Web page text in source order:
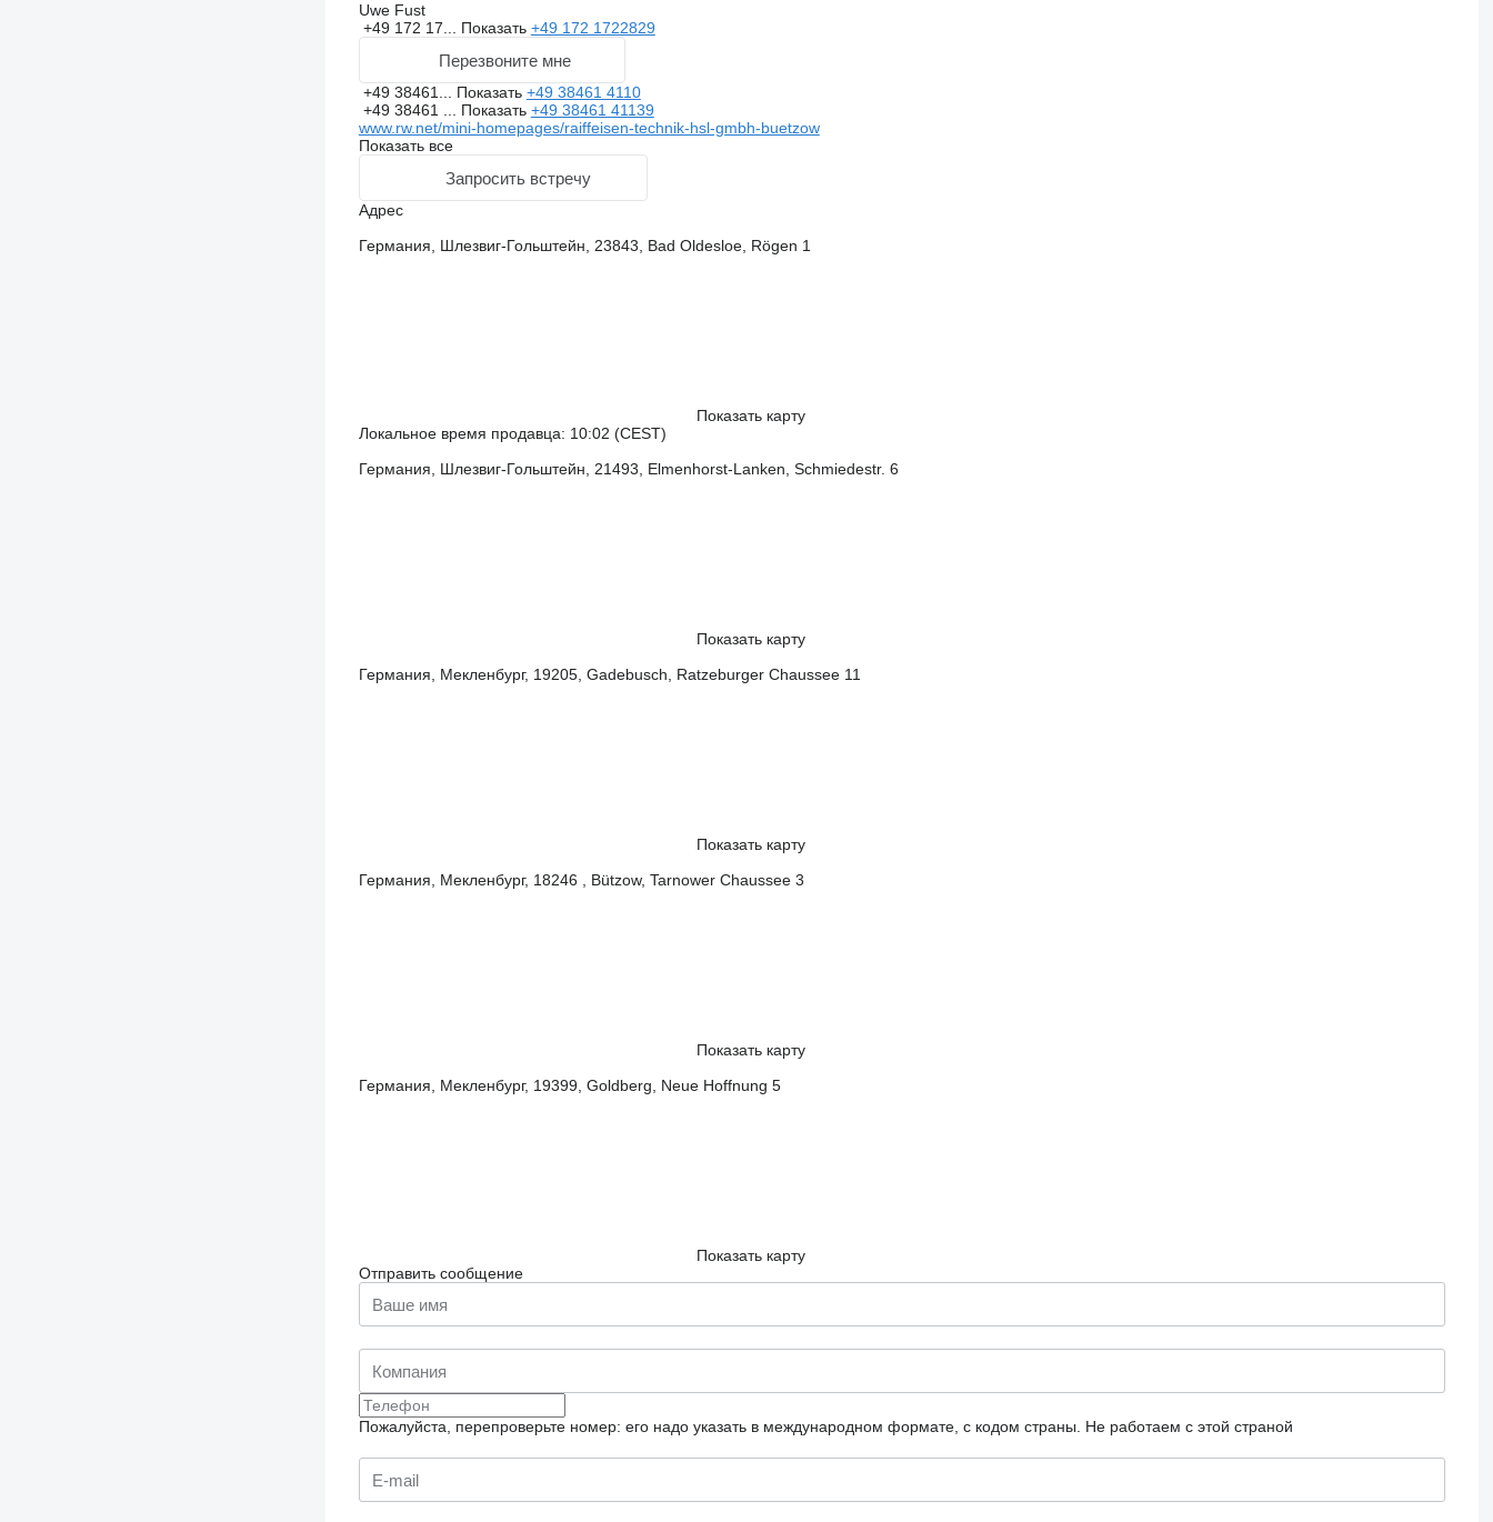
Uwe Fust
+49 172 17... Показать +49 172 1722829
Перезвоните мне
+49 38461... Показать +49 38461 4110
+49 38461 ... Показать +49 38461 41139
www.rw.net/mini-homepages/raiffeisen-technik-hsl-gmbh-buetzow
Показать все
Запросить встречу
Адрес
Германия, Шлезвиг-Гольштейн, 23843, Bad Oldesloe, Rögen 1
Показать карту
Локальное время продавца: 10:02 (CEST)
Германия, Шлезвиг-Гольштейн, 21493, Elmenhorst-Lanken, Schmiedestr. 6
Показать карту
Германия, Мекленбург, 19205, Gadebusch, Ratzeburger Chaussee 11
Показать карту
Германия, Мекленбург, 18246 , Bützow, Tarnower Chaussee 3
Показать карту
Германия, Мекленбург, 19399, Goldberg, Neue Hoffnung 5
Показать карту
Отправить сообщение
Пожалуйста, перепроверьте номер: его надо указать в международном формате, с кодом страны. Не работаем с этой страной